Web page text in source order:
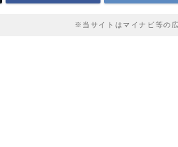
※当サイトはマイナビ等の